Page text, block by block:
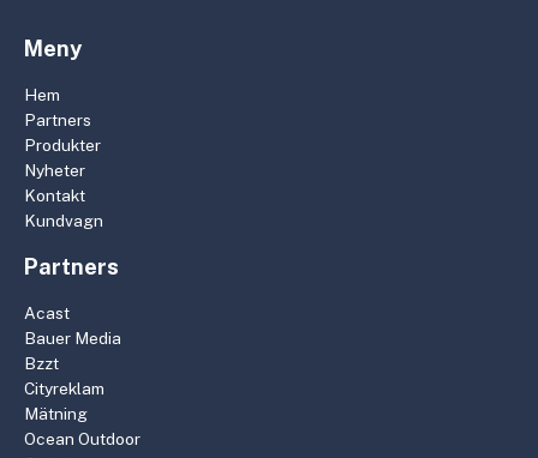
Meny
Hem
Partners
Produkter
Nyheter
Kontakt
Kundvagn
Partners
Acast
Bauer Media
Bzzt
Cityreklam
Mätning
Ocean Outdoor